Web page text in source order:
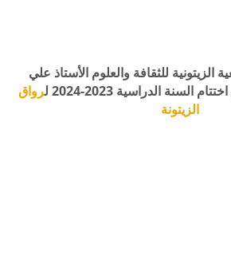
الزيتونية للثقافة والعلوم الأستاذ علي
الدراسية 2023-2024 ل
رواق
الزيتونة